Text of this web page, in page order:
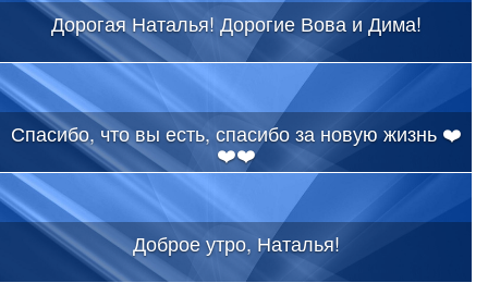
Дорогая Наталья! Дорогие Вова и Дима!
Спасибо, что вы есть, спасибо за новую жизнь ❤️
❤️❤️
Доброе утро, Наталья!